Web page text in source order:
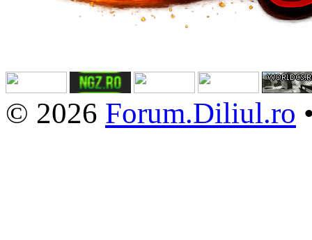
© 2026 Forum.Diliul.ro